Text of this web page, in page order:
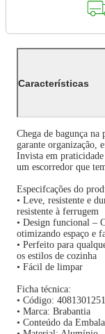
Características
Chega de bagunça
garante organização,
Invista em praticidade
um escorredor que
Especifcações do
• Leve, resistente e
resistente à ferrugem
• Design funcional –
otimizando espaço e
• Perfeito para
os estilos de cozinha
• Fácil de limpar
Ficha técnica:
• Código: 4081301251
• Marca: Brabantia
• Conteúdo da